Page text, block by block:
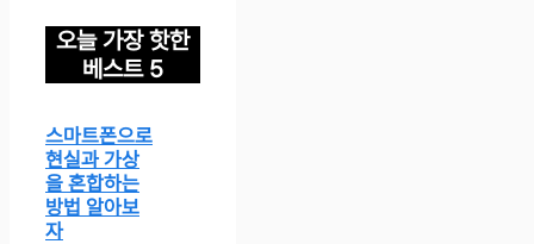
오늘 가장 핫한
베스트 5
스마트폰으로
현실과 가상
을 혼합하는
방법 알아보
자